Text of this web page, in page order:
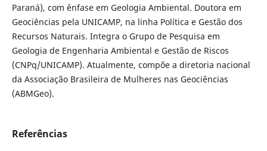
Paraná), com ênfase em Geologia Ambiental. Doutora em
Geociências pela UNICAMP, na linha Política e Gestão dos
Recursos Naturais. Integra o Grupo de Pesquisa em
Geologia de Engenharia Ambiental e Gestão de Riscos
(CNPq/UNICAMP). Atualmente, compõe a diretoria nacional
da Associação Brasileira de Mulheres nas Geociências
(ABMGeo).
Referências